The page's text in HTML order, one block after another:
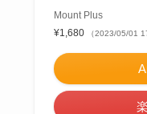
Mount Plus
¥1,680
（2023/05/01